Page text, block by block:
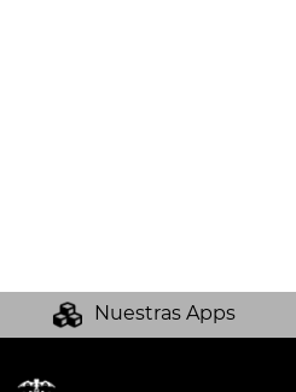
Nuestras Apps